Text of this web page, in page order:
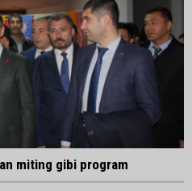
miting gibi program